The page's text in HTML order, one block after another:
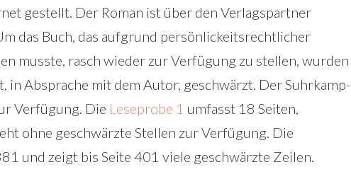
gestellt. Der Roman ist über den Verlagspartner
das Buch, das aufgrund persönlickeitsrechtlicher
musste, rasch wieder zur Verfügung zu stellen, wurden
in Absprache mit dem Autor, geschwärzt. Der Suhrkamp-
Verfügung. Die Leseprobe 1 umfasst 18 Seiten,
ohne geschwärzte Stellen zur Verfügung. Die
und zeigt bis Seite 401 viele geschwärzte Zeilen.